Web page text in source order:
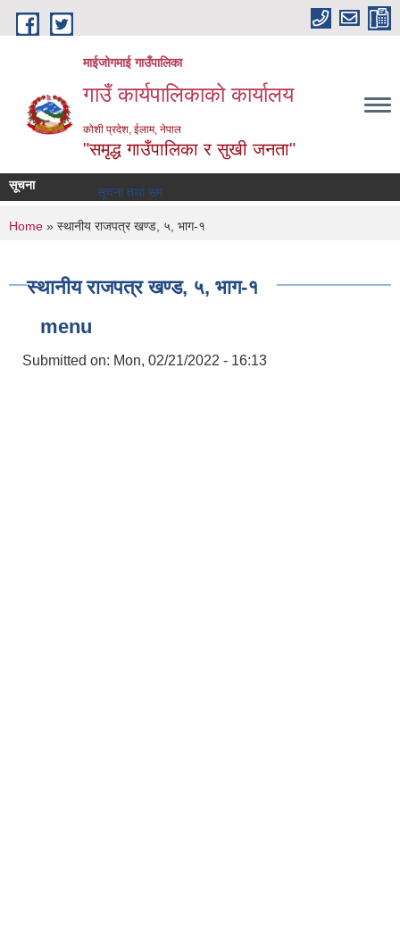
Skip to main content
माईजोगमाई गाउँपालिका
गाउँ कार्यपालिकाको कार्यालय
कोशी प्रदेश, ईलाम, नेपाल
"समृद्ध गाउँपालिका र सुखी जनता"
सूचना सूचना तथा समाचार
You are here
Home » स्थानीय राजपत्र खण्ड, ५, भाग-१
स्थानीय राजपत्र खण्ड, ५, भाग-१
menu
Submitted on: Mon, 02/21/2022 - 16:13